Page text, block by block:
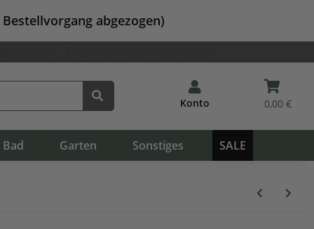
abgezogen)
Konto 0,00 €
Bad Garten Sonstiges SALE